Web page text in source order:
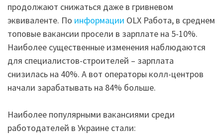
продолжают снижаться даже в гривневом
эквиваленте. По информации OLX Работа, в среднем
топовые вакансии просели в зарплате на 5-10%.
Наиболее существенные изменения наблюдаются
для специалистов-строителей – зарплата
снизилась на 40%. А вот операторы колл-центров
начали зарабатывать на 84% больше.
Наиболее популярными вакансиями среди
работодателей в Украине стали: